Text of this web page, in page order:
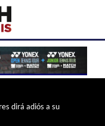
dirá adiós a su